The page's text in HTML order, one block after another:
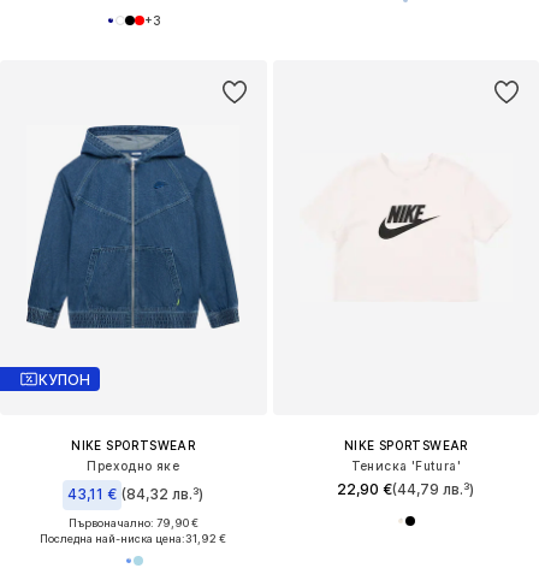
+3
КУПОН
NIKE SPORTSWEAR
Преходно яке
43,11 € (84,32 лв.³)
Първоначално: 79,90 €
Последна най-ниска цена:31,92 €
NIKE SPORTSWEAR
Тениска 'Futura'
22,90 €(44,79 лв.³)